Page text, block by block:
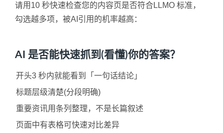
请用10 秒快速检查您的内容页是否符合LLMO 标准，
勾选越多项，被AI引用的机率越高：
AI 是否能快速抓到(看懂)你的答案？
开头3 秒内就能看到「一句话结论」
标题层级清楚(分段明确)
重要资讯用条列整理，不是长篇叙述
页面中有表格可快速对比差异